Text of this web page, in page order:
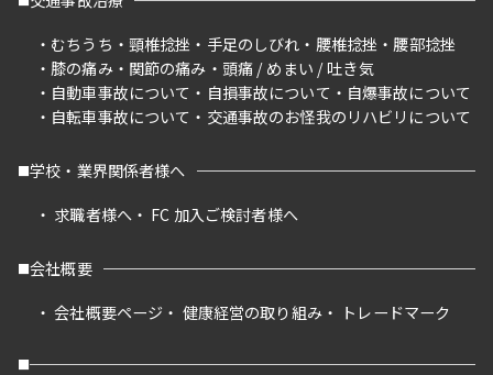
むちうち
頸椎捻挫 手足のしびれ 腰椎捻挫
腰部捻挫
膝の痛み
関節の痛み
頭痛 / めまい / 吐き気
自動車事故について
自損事故について
自爆事故について
自転車事故について
交通事故のお怪我のリハビリについて
学校・業界関係者様へ
求職者様へ
FC 加入ご検討者様へ
会社概要
会社概要ページ
健康経営の取り組み トレードマーク